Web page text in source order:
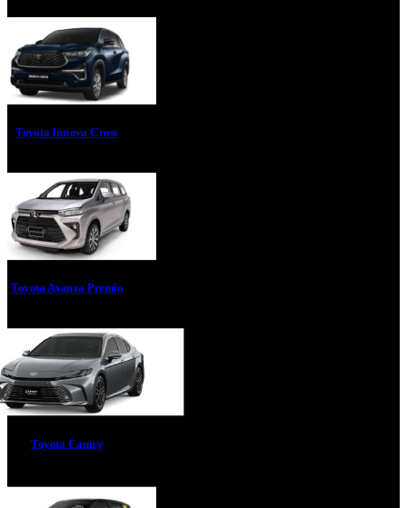
Toyota Innova Cross
Toyota Avanza Premio
Toyota Camry